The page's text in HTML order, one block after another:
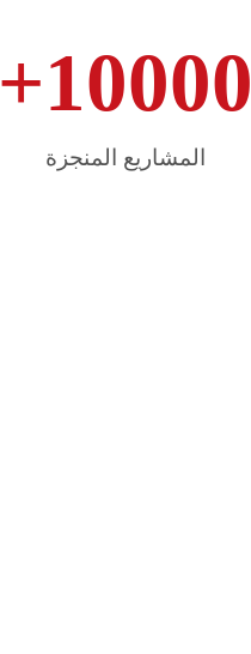
المشاريع المنجزة
10000
+